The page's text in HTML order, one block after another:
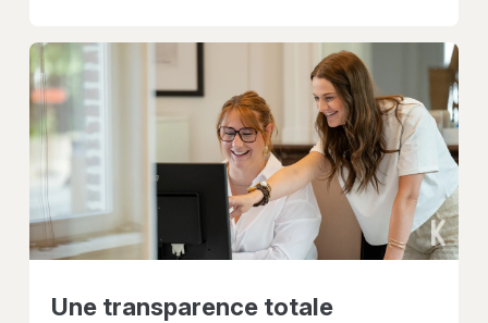
Une transparence totale